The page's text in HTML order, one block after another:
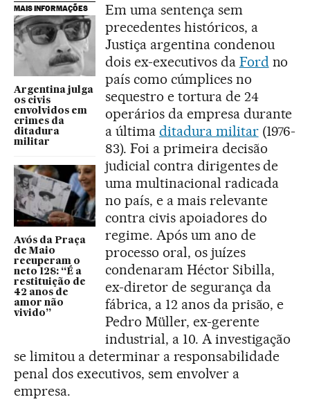
MAIS INFORMAÇÕES
Argentina julga
os civis
envolvidos em
crimes da
ditadura
militar
Avós da Praça
de Maio
recuperam o
neto 128: “É a
restituição de
42 anos de
amor não
vivido”
Em uma sentença sem
precedentes históricos, a
Justiça argentina condenou
dois ex-executivos da Ford no
país como cúmplices no
sequestro e tortura de 24
operários da empresa durante
a última ditadura militar(1976-
83). Foi a primeira decisão
judicial contra dirigentes de
uma multinacional radicada
no país, e a mais relevante
contra civis apoiadores do
regime. Após um ano de
processo oral, os juízes
condenaram Héctor Sibilla,
ex-diretor de segurança da
fábrica, a 12 anos da prisão, e
Pedro Müller, ex-gerente
industrial, a 10. A investigação
se limitou a determinar a responsabilidade
penal dos executivos, sem envolver a
empresa.